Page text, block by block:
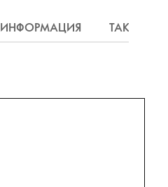
ИНФОРМАЦИЯ ТАКСА